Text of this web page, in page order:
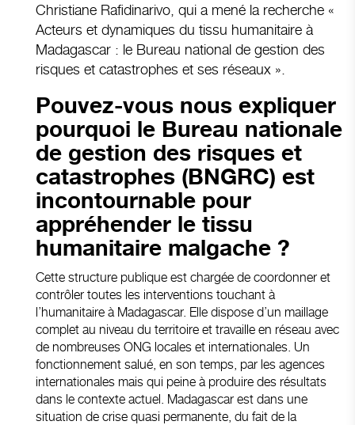
Christiane Rafidinarivo, qui a mené la recherche «
Acteurs et dynamiques du tissu humanitaire à
Madagascar : le Bureau national de gestion des
risques et catastrophes et ses réseaux ».
Pouvez-vous nous expliquer
pourquoi le Bureau nationale
de gestion des risques et
catastrophes (BNGRC) est
incontournable pour
appréhender le tissu
humanitaire malgache ?
Cette structure publique est chargée de coordonner et
contrôler toutes les interventions touchant à
l’humanitaire à Madagascar. Elle dispose d’un maillage
complet au niveau du territoire et travaille en réseau avec
de nombreuses ONG locales et internationales. Un
fonctionnement salué, en son temps, par les agences
internationales mais qui peine à produire des résultats
dans le contexte actuel. Madagascar est dans une
situation de crise quasi permanente, du fait de la